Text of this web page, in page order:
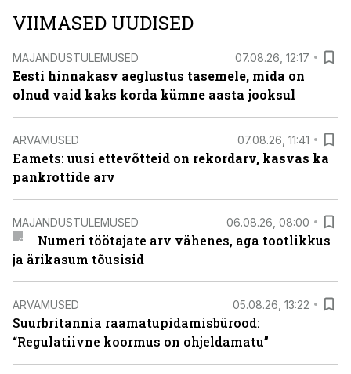
VIIMASED UUDISED
MAJANDUSTULEMUSED 07.08.26, 12:17
Eesti hinnakasv aeglustus tasemele, mida on
olnud vaid kaks korda kümne aasta jooksul
ARVAMUSED 07.08.26, 11:41
Eamets: uusi ettevõtteid on rekordarv, kasvas ka
pankrottide arv
MAJANDUSTULEMUSED 06.08.26, 08:00
Numeri töötajate arv vähenes, aga tootlikkus
ja ärikasum tõusisid
ARVAMUSED 05.08.26, 13:22
Suurbritannia raamatupidamisbürood:
“Regulatiivne koormus on ohjeldamatu”